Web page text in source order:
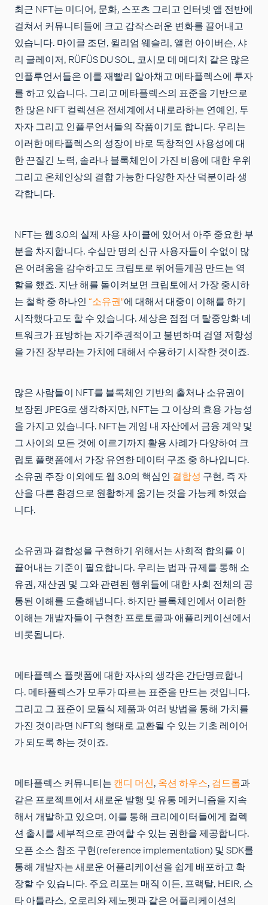
최근 NFT는 미디어, 문화, 스포츠 그리고 인터넷 앱 전반에
걸쳐서 커뮤니티들에 크고 갑작스러운 변화를 끌어내고
있습니다. 마이클 조던, 윌리엄 웨슬리, 앨런 아이버슨, 샤
리 글레이저, RÜFÜS DU SOL, 코시모 데 메디치 같은 많은
인플루언서들은 이를 재빨리 알아채고 메타플렉스에 투자
를 하고 있습니다. 그리고 메타플렉스의 표준을 기반으로
한 많은 NFT 컬렉션은 전세계에서 내로라하는 연예인, 투
자자 그리고 인플루언서들의 작품이기도 합니다. 우리는
이러한 메타플렉스의 성장이 바로 독창적인 사용성에 대
한 끈질긴 노력, 솔라나 블록체인이 가진 비용에 대한 우위
그리고 온체인상의 결합 가능한 다양한 자산 덕분이라 생
각합니다.
NFT는 웹 3.0의 실제 사용 사이클에 있어서 아주 중요한 부
분을 차지합니다. 수십만 명의 신규 사용자들이 수없이 많
은 어려움을 감수하고도 크립토로 뛰어들게끔 만드는 역
할을 했죠. 지난 해를 돌이켜보면 크립토에서 가장 중시하
는 철학 중 하나인“소유권"에 대해서 대중이 이해를 하기
시작했다고도 할 수 있습니다. 세상은 점점 더 탈중앙화 네
트워크가 표방하는 자기주권적이고 불변하며 검열 저항성
을 가진 장부라는 가치에 대해서 수용하기 시작한 것이죠.
많은 사람들이 NFT를 블록체인 기반의 출처나 소유권이
보장된 JPEG로 생각하지만, NFT는 그 이상의 효용 가능성
을 가지고 있습니다. NFT는 게임 내 자산에서 금융 계약 및
그 사이의 모든 것에 이르기까지 활용 사례가 다양하여 크
립토 플랫폼에서 가장 유연한 데이터 구조 중 하나입니다.
소유권 주장 이외에도 웹 3.0의 핵심인 결합성 구현, 즉 자
산을 다른 환경으로 원활하게 옮기는 것을 가능케 하였습
니다.
소유권과 결합성을 구현하기 위해서는 사회적 합의를 이
끌어내는 기준이 필요합니다. 우리는 법과 규제를 통해 소
유권, 재산권 및 그와 관련된 행위들에 대한 사회 전체의 공
통된 이해를 도출해냅니다. 하지만 블록체인에서 이러한
이해는 개발자들이 구현한 프로토콜과 애플리케이션에서
비롯됩니다.
메타플렉스 플랫폼에 대한 자사의 생각은 간단명료합니
다. 메타플렉스가 모두가 따르는 표준을 만드는 것입니다.
그리고 그 표준이 모듈식 제품과 여러 방법을 통해 가치를
가진 것이라면 NFT의 형태로 교환될 수 있는 기초 레이어
가 되도록 하는 것이죠.
메타플렉스 커뮤니티는캔디 머신,옥션 하우스,검드롭과
같은 프로젝트에서 새로운 발행 및 유통 메커니즘을 지속
해서 개발하고 있으며, 이를 통해 크리에이터들에게 컬렉
션 출시를 세부적으로 관여할 수 있는 권한을 제공합니다.
오픈 소스 참조 구현(reference implementation) 및 SDK를
통해 개발자는 새로운 어플리케이션을 쉽게 배포하고 확
장할 수 있습니다. 주요 리포는 매직 이든, 프랙탈, HEIR, 스
타 아틀라스, 오로리와 제노펫과 같은 어플리케이션의